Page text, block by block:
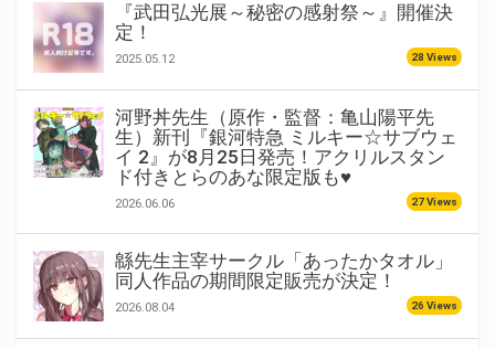
『武田弘光展～秘密の感射祭～』開催決
定！
2025.05.12 28 Views
河野丼先生（原作・監督：亀山陽平先
生）新刊『銀河特急 ミルキー☆サブウェ
イ 2』が8月25日発売！アクリルスタン
ド付きとらのあな限定版も♥
2026.06.06 27 Views
緜先生主宰サークル「あったかタオル」
同人作品の期間限定販売が決定！
2026.08.04 26 Views